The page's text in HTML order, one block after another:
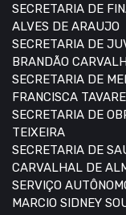
SECRETARIA DE
ALVES DE ARAUJO
SECRETARIA DE
BRANDÃO
SECRETARIA DE
FRANCISCA
SECRETARIA DE
TEIXEIRA
SECRETARIA DE
CARVALHAL DE
SERVIÇO
MARCIO SIDNEY